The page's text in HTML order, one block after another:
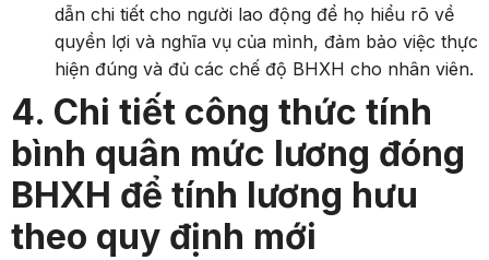
dẫn chi tiết cho người lao động để họ hiểu rõ về
quyền lợi và nghĩa vụ của mình, đảm bảo việc thực
hiện đúng và đủ các chế độ BHXH cho nhân viên.
4. Chi tiết công thức tính
bình quân mức lương đóng
BHXH để tính lương hưu
theo quy định mới